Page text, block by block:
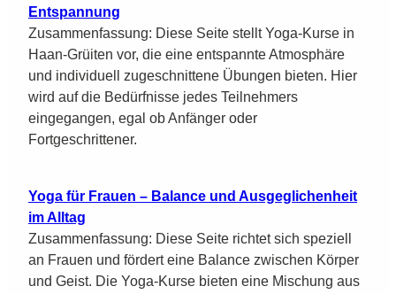
Entspannung
Zusammenfassung: Diese Seite stellt Yoga-Kurse in
Haan-Grüiten vor, die eine entspannte Atmosphäre
und individuell zugeschnittene Übungen bieten. Hier
wird auf die Bedürfnisse jedes Teilnehmers
eingegangen, egal ob Anfänger oder
Fortgeschrittener.
Yoga für Frauen – Balance und Ausgeglichenheit
im Alltag
Zusammenfassung: Diese Seite richtet sich speziell
an Frauen und fördert eine Balance zwischen Körper
und Geist. Die Yoga-Kurse bieten eine Mischung aus